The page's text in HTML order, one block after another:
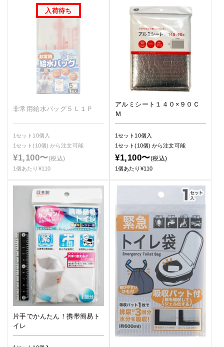
非常用給水バッグ５Ｌ１Ｐ
1セット10個入
1セット(10個)から注文可能
¥1,100〜(税込)
1個あたり¥110
アルミシート１４０×９０Ｃ
Ｍ
1セット10個入
1セット(10個)から注文可能
¥1,100〜(税込)
1個あたり¥110
片手でかんたん！携帯簡易ト
イレ